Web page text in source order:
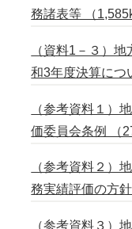
務諸表等 （
（資料1－３）
和3年度決算につ
（参考資料１）
価委員会条例 （
（参考資料２）
務実績評価の方
（参考資料３）